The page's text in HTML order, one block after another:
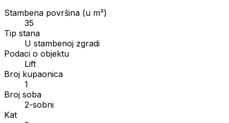
Stambena površina (u m²)
35
Tip stana
U stambenoj zgradi
Podaci o objektu
Lift
Broj kupaonica
1
Broj soba
2-sobni
Kat